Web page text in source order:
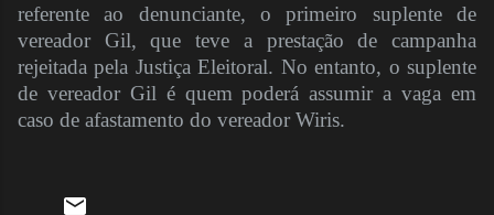
referente ao denunciante, o primeiro suplente de
vereador Gil, que teve a prestação de campanha
rejeitada pela Justiça Eleitoral. No entanto, o suplente
de vereador Gil é quem poderá assumir a vaga em
caso de afastamento do vereador Wiris.